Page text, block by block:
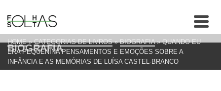
BIOGRAFIA
HOME » CATEGORIAS DE LIVROS » BIOGRAFIA » QUANDO EU
ERA PEQUENINA PENSAMENTOS E EMOÇÕES SOBRE A
INFÂNCIA E AS MEMÓRIAS DE LUÍSA CASTEL-BRANCO